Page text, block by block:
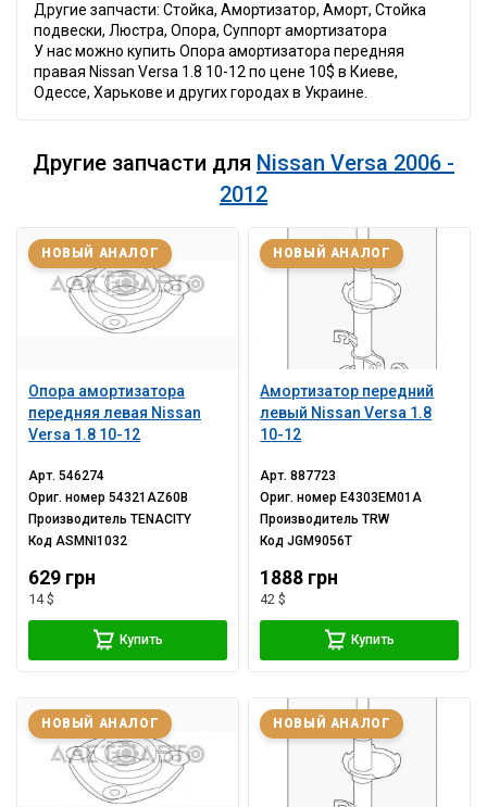
Другие запчасти: Стойка, Амортизатор, Аморт, Стойка
подвески, Люстра, Опора, Суппорт амортизатора
У нас можно купить Опора амортизатора передняя
правая Nissan Versa 1.8 10-12 по цене 10$ в Киеве,
Одессе, Харькове и других городах в Украине.
Другие запчасти для Nissan Versa 2006 -
2012
Опора амортизатора
передняя левая Nissan
Versa 1.8 10-12
НОВЫЙ АНАЛОГ
Арт.546274
Ориг. номер54321AZ60B
ПроизводительTENACITY
КодASMNI1032
629 грн
14 $
Купить
Амортизатор передний
левый Nissan Versa 1.8
10-12
НОВЫЙ АНАЛОГ
Арт.887723
Ориг. номер E4303EM01A
ПроизводительTRW
КодJGM9056T
1888 грн
42 $
Купить
НОВЫЙ АНАЛОГ НОВЫЙ АНАЛОГ